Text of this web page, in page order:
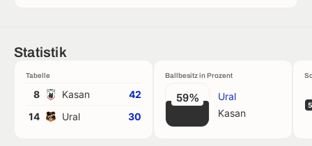
Statistik
Tabelle
8 Kasan
42
14
Ural 30
Ballbesitz in Prozent
59%
Ural
Kasan
5